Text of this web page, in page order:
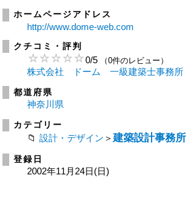
ホームページアドレス
http://www.dome-web.com
クチコミ・評判
0/5 （0件のレビュー）
株式会社 ドーム 一級建築士事務所
都道府県
神奈川県
カテゴリー
設計・デザイン ＞ 建築設計事務所
登録日
2002年11月24日(日)